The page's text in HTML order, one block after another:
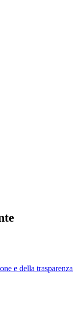
e della trasparenza